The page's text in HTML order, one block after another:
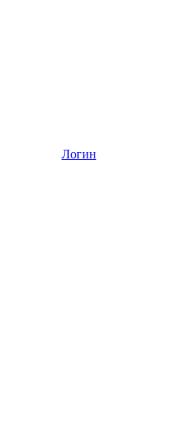
Логин